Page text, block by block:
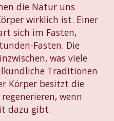
die Natur uns
wirklich ist. Einer
sich im Fasten,
Fasten. Die
was viele
Traditionen
Körper besitzt die
wenn
dazu gibt.